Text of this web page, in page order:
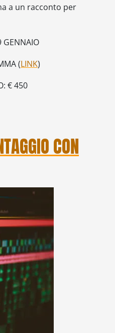
a un racconto per
GENNAIO
(LINK)
€ 450
CON